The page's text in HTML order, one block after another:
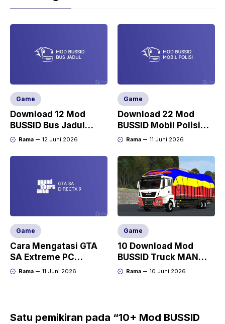
Game
Download 12 Mod
BUSSID Bus Jadul
(Lawas, Kotor,
Rama 12 Juni 2026
Game
Download 22 Mod
BUSSID Mobil Polisi
Full Anim Terbaru
Rama 11 Juni 2026
Game
Cara Mengatasi GTA
SA Extreme PC
DirectX Version 9.0
Rama 11 Juni 2026
Game
10 Download Mod
BUSSID Truck MAN
(Tronton, Dolly, TGX)
Rama 10 Juni 2026
Satu pemikiran pada “10+ Mod BUSSID